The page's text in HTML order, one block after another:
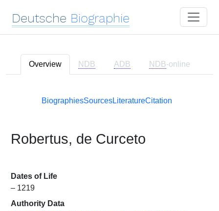
Deutsche Biographie
Overview NDB ADB NDB-online
BiographiesSourcesLiteratureCitation
Robertus, de Curceto
Dates of Life
– 1219
Authority Data